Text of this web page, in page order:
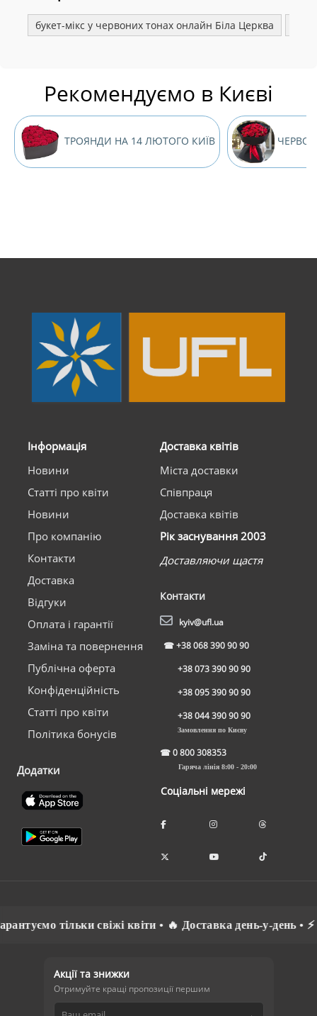
букет-мікс у червоних тонах онлайн Біла Церква
Рекомендуємо в Києві
ТРОЯНДИ НА 14 ЛЮТОГО КИЇВ
Інформація
Новини
Статті про квіти
Новини
Про компанію
Контакти
Доставка
Відгуки
Оплата і гарантії
Заміна та повернення
Публічна оферта
Конфіденційність
Статті про квіти
Політика бонусів
Додатки
Доставка квітів
Міста доставки
Співпраця
Доставка квітів
Рік заснування 2003
Доставляючи щастя
Контакти
kyiv@ufl.ua
☎+38 068 390 90 90
+38 073 390 90 90
+38 095 390 90 90
+38 044 390 90 90
Замовлення по Києву
☎0 800 308353
Гаряча лінія 8:00 - 20:00
Соціальні мережі
тільки свіжі квіти • 🔥 Доставка день-у-день • ⚡
Акції та знижки
Отримуйте кращі пропозиції першим